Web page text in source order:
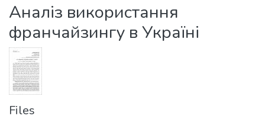
Аналіз використання
франчайзингу в Україні
Files